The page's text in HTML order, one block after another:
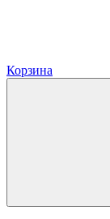
Корзина